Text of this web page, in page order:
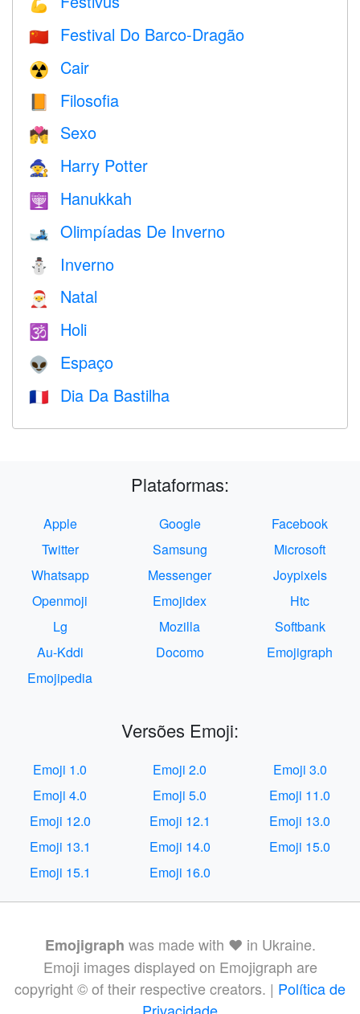
💪
🇨🇳 Festival Do Barco-Dragão
☢️ Cair
Filosofia
💏 Sexo
🧙 Harry Potter
🕎 Hanukkah
🎿 Olimpíadas De Inverno
⛄ Inverno
🎅 Natal
🕉 Holi
👽 Espaço
🇫🇷 Dia Da Bastilha
Plataformas:
Apple Google
Facebook
Twitter
Samsung
Microsoft
Whatsapp
Messenger
Joypixels
Openmoji
Emojidex
Htc
Lg
Mozilla
Softbank
Au-Kddi
Docomo
Emojigraph
Emojipedia
Versões Emoji:
Emoji 1.0 Emoji 2.0
Emoji 3.0
Emoji 4.0
Emoji 5.0
Emoji 11.0
Emoji 12.0
Emoji 12.1
Emoji 13.0
Emoji 13.1
Emoji 14.0
Emoji 15.0
Emoji 15.1
Emoji 16.0
Emojigraph was made with ❤️ in Ukraine.
Emoji images displayed on Emojigraph are
copyright © of their respective creators. | Política de